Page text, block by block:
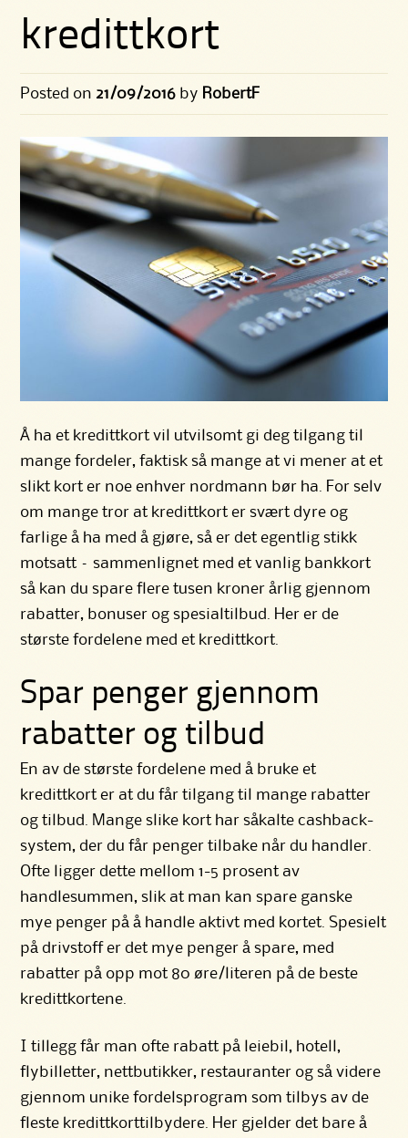
kredittkort
Posted on 21/09/2016 by RobertF
Å ha et kredittkort vil utvilsomt gi deg tilgang til
mange fordeler, faktisk så mange at vi mener at et
slikt kort er noe enhver nordmann bør ha. For selv
om mange tror at kredittkort er svært dyre og
farlige å ha med å gjøre, så er det egentlig stikk
motsatt – sammenlignet med et vanlig bankkort
så kan du spare flere tusen kroner årlig gjennom
rabatter, bonuser og spesialtilbud. Her er de
største fordelene med et kredittkort.
Spar penger gjennom
rabatter og tilbud
En av de største fordelene med å bruke et
kredittkort er at du får tilgang til mange rabatter
og tilbud. Mange slike kort har såkaltecashback-
system, der du får penger tilbake når du handler.
Ofte ligger dette mellom 1-5 prosent av
handlesummen, slik at man kan spare ganske
mye penger på å handle aktivt med kortet. Spesielt
på drivstoff er det mye penger å spare, med
rabatter på opp mot 80 øre/literen på de beste
kredittkortene.
I tillegg får man ofte rabatt på leiebil, hotell,
flybilletter, nettbutikker, restauranter og så videre
gjennom unike fordelsprogram som tilbys av de
fleste kredittkorttilbydere. Her gjelder det bare å